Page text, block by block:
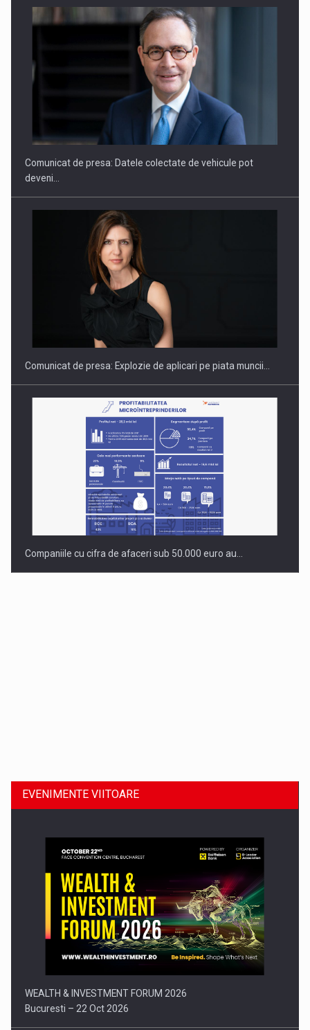
ROOTED IN ROMANIA, BUILT TO DELIVER TECHNOLOGY FOR
PUTTING ROMANIAN CORPORATE COMPANIES ON THE
INTERNATIONAL BUSINESS SCENE
Comunicat de presa: Datele colectate de vehicule pot
deveni…
Comunicat de presa: Explozie de aplicari pe piata muncii…
Companiile cu cifra de afaceri sub 50.000 euro au…
Comunicat de presa: Joburile part-time reincep sa intre pe…
EVENIMENTE VIITOARE
WEALTH & INVESTMENT FORUM 2026
Bucuresti – 22 Oct 2026